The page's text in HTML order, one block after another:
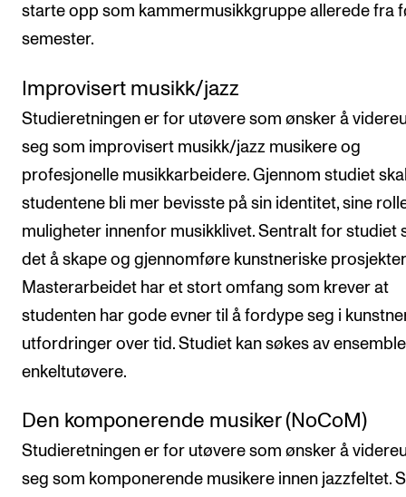
starte opp som kammermusikkgruppe allerede fra
semester.
Improvisert musikk/jazz
Studieretningen er for utøvere som ønsker å
seg som improvisert musikk/jazz musikere og
profesjonelle musikkarbeidere. Gjennom studiet
studentene bli mer bevisste på sin identitet, sine
muligheter innenfor musikklivet. Sentralt for studiet
det å skape og gjennomføre kunstneriske
Masterarbeidet har et stort omfang som krever at
studenten har gode evner til å fordype seg i
utfordringer over tid. Studiet kan søkes av
enkeltutøvere.
Den komponerende musiker (NoCoM)
Studieretningen er for utøvere som ønsker å
seg som komponerende musikere innen jazzfeltet.